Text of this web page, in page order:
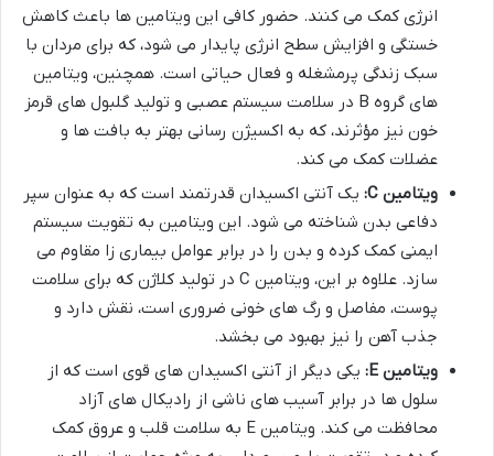
انرژی کمک می کنند. حضور کافی این ویتامین ها باعث کاهش
خستگی و افزایش سطح انرژی پایدار می شود، که برای مردان با
سبک زندگی پرمشغله و فعال حیاتی است. همچنین، ویتامین
های گروه B در سلامت سیستم عصبی و تولید گلبول های قرمز
خون نیز مؤثرند، که به اکسیژن رسانی بهتر به بافت ها و
عضلات کمک می کند.
ویتامین C:
یک آنتی اکسیدان قدرتمند است که به عنوان سپر
دفاعی بدن شناخته می شود. این ویتامین به تقویت سیستم
ایمنی کمک کرده و بدن را در برابر عوامل بیماری زا مقاوم می
سازد. علاوه بر این، ویتامین C در تولید کلاژن که برای سلامت
پوست، مفاصل و رگ های خونی ضروری است، نقش دارد و
جذب آهن را نیز بهبود می بخشد.
ویتامین E:
یکی دیگر از آنتی اکسیدان های قوی است که از
سلول ها در برابر آسیب های ناشی از رادیکال های آزاد
محافظت می کند. ویتامین E به سلامت قلب و عروق کمک